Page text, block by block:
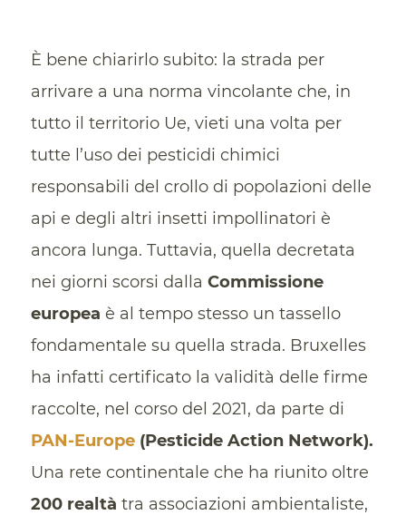
È bene chiarirlo subito: la strada per
arrivare a una norma vincolante che, in
tutto il territorio Ue, vieti una volta per
tutte l’uso dei pesticidi chimici
responsabili del crollo di popolazioni delle
api e degli altri insetti impollinatori è
ancora lunga. Tuttavia, quella decretata
nei giorni scorsi dalla Commissione
europea è al tempo stesso un tassello
fondamentale su quella strada. Bruxelles
ha infatti certificato la validità delle firme
raccolte, nel corso del 2021, da parte di
PAN-Europe(Pesticide Action Network).
Una rete continentale che ha riunito oltre
200 realtà tra associazioni ambientaliste,